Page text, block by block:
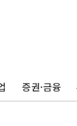
증권·금융
보'-포항 '산사태
정청래에
주·인천 경선서
당대표 후보